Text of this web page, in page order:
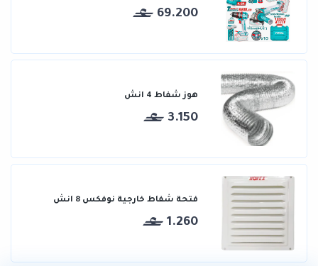
69.200
هوز شفاط 4 انش
3.150
فتحة شفاط خارجية نوفكس 8 انش
1.260